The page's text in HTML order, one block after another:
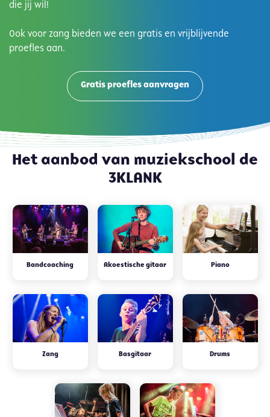
die jij wil!
Ook voor zang bieden we een gratis en vrijblijvende
proefles aan.
Gratis proefles aanvragen
Het aanbod van muziekschool de
3KLANK
Bandcoaching Akoestische gitaar Piano
Zang Basgitaar Drums